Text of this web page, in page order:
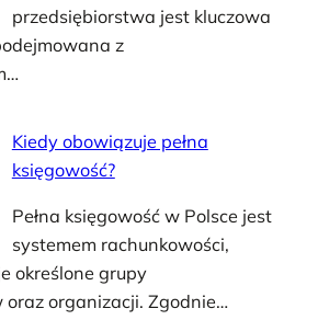
przedsiębiorstwa jest kluczowa
z
Kiedy obowiązuje pełna
księgowość?
Pełna księgowość w Polsce jest
systemem rachunkowości,
określone grupy
oraz organizacji. Zgodnie…